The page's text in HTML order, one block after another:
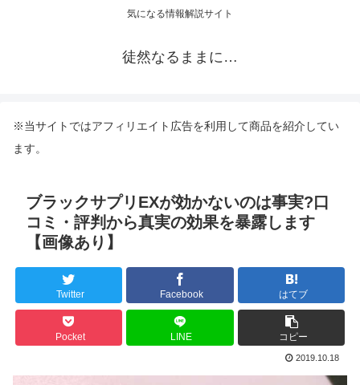
気になる情報解説サイト
徒然なるままに…
※当サイトではアフィリエイト広告を利用して商品を紹介してい
ます。
ブラックサプリEXが効かないのは事実?口
コミ・評判から真実の効果を暴露します
【画像あり】
Twitter Facebook はてブ
Pocket LINE コピー
2019.10.18